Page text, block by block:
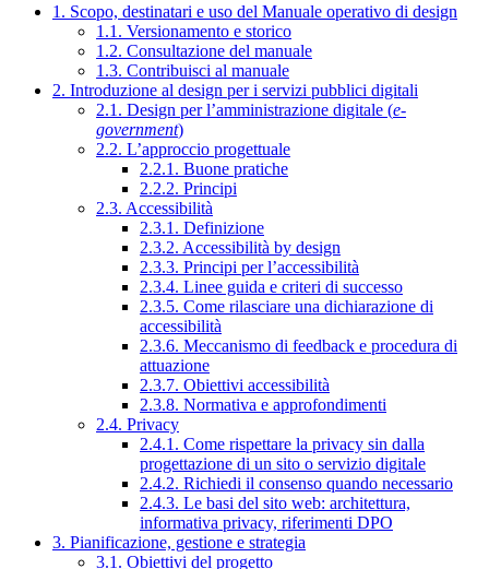
1. Scopo, destinatari e uso del Manuale operativo di design
1.1. Versionamento e storico
1.2. Consultazione del manuale
1.3. Contribuisci al manuale
2. Introduzione al design per i servizi pubblici digitali
2.1. Design per l’amministrazione digitale (e-
government)
2.2. L’approccio progettuale
2.2.1. Buone pratiche
2.2.2. Principi
2.3. Accessibilità
2.3.1. Definizione
2.3.2. Accessibilità by design
2.3.3. Principi per l’accessibilità
2.3.4. Linee guida e criteri di successo
2.3.5. Come rilasciare una dichiarazione di
accessibilità
2.3.6. Meccanismo di feedback e procedura di
attuazione
2.3.7. Obiettivi accessibilità
2.3.8. Normativa e approfondimenti
2.4. Privacy
2.4.1. Come rispettare la privacy sin dalla
progettazione di un sito o servizio digitale
2.4.2. Richiedi il consenso quando necessario
2.4.3. Le basi del sito web: architettura,
informativa privacy, riferimenti DPO
3. Pianificazione, gestione e strategia
3.1. Obiettivi del progetto